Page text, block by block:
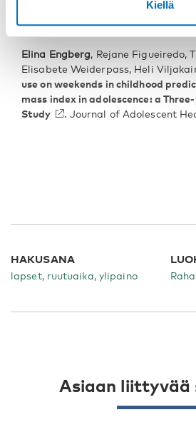
Kiellä
Scientific Reports. 9:11158 (2019)
Elina Engberg, Rejane Figueiredo,
Elisabete Weiderpass, Heli
use on weekends in childhood
mass index in adolescence: a
Study
. Journal of Adolescent
HAKUSANA
lapset, ruutuaika, ylipaino
Asiaan liittyvää